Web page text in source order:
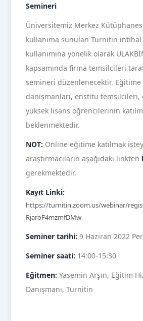
Semineri
Üniversitemiz Merkez
kullanıma sunulan Turnitin intihal
kullanımına yönelik olarak
kapsamında firma temsilcileri
semineri düzenlenecektir. Eğitime
danışmanları, enstitü temsilcileri,
yüksek lisans öğrencilerinin
beklenmektedir.
NOT: Online eğitime katılmak
araştırmacıların aşağıdaki linkten
gerekmektedir.
Kayıt Linki:
https://turnitin.zoom.us/webinar/
RjaroF4mzmfDMw
Seminer tarihi: 9 Haziran 2022
Seminer saati: 14:00-15:30
Eğitmen: Yasemin Arşın, Eğitim
Danışmanı, Turnitin